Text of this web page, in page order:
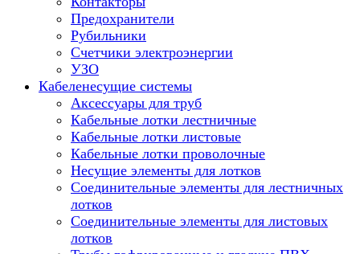
Предохранители
Рубильники
Счетчики электроэнергии
УЗО
Кабеленесущие системы
Аксессуары для труб
Кабельные лотки лестничные
Кабельные лотки листовые
Кабельные лотки проволочные
Несущие элементы для лотков
Соединительные элементы для лестничных
лотков
Соединительные элементы для листовых
лотков